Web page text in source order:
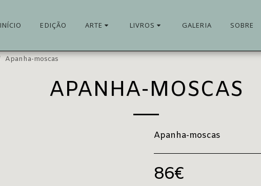
INÍCIO EDIÇÃO ARTE LIVROS GALERIA SOBRE
Apanha-moscas
APANHA-MOSCAS
Apanha-moscas
86€